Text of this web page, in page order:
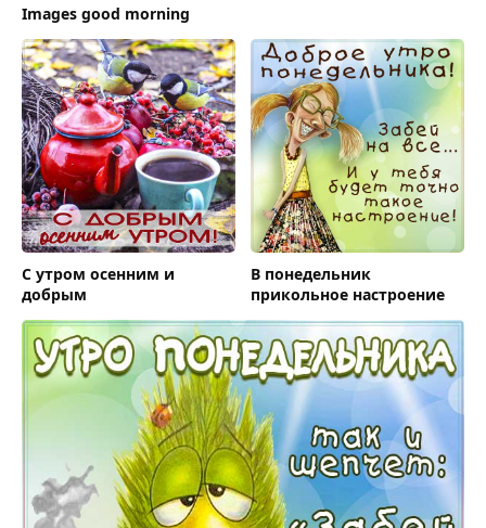
Images good morning
С утром осенним и
добрым
В понедельник
прикольное настроение